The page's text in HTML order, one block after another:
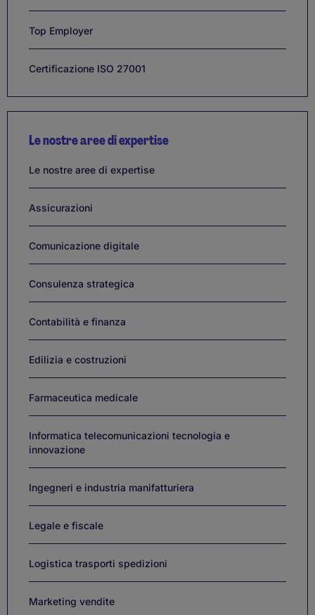
Top Employer
Certificazione ISO 27001
Le nostre aree di expertise
Links
Le nostre aree di expertise
Assicurazioni
Comunicazione digitale
Consulenza strategica
Contabilità e finanza
Edilizia e costruzioni
Farmaceutica medicale
Informatica telecomunicazioni tecnologia e
innovazione
Ingegneri e industria manifatturiera
Legale e fiscale
Logistica trasporti spedizioni
Marketing vendite